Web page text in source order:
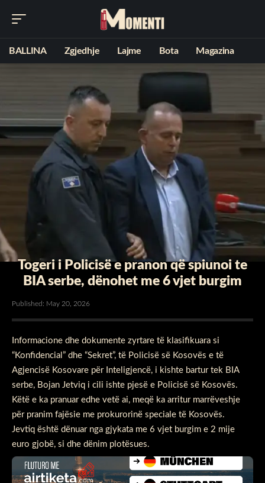
BALLINA Zgjedhje Lajme Bota Magazina
Togeri i Policisë e pranon që spiunoi te
BIA serbe, dënohet me 6 vjet burgim
Published: May 20, 2026
Informacione dhe dokumente zyrtare të klasifikuara si
“Konfidencial” dhe “Sekret”, të Policisë së Kosovës e të
Agjencisë Kosovare për Inteligjencë, i kishte bartur tek BIA
serbe, Bojan Jetviq i cili ishte pjesë e Policisë së Kosovës.
Këtë e ka pranuar edhe vetë ai, meqë ka arritur marrëveshje
për pranim fajësie me prokurorinë speciale të Kosovës.
Jevtiq është dënuar nga gjykata me 6 vjet burgim e 2 mije
euro gjobë, si dhe dënim plotësues.